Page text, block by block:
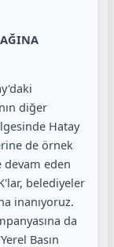
diğer
Hatay
de örnek
devam eden
belediyeler
inanıyoruz.
da
Basın